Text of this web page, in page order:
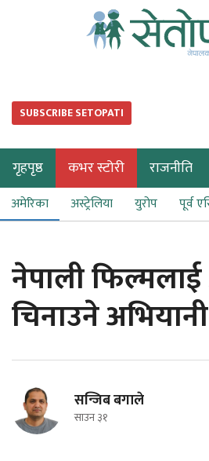
SUBSCRIBE SETOPATI
गृहपृष्ठ कभर स्टोरी राजनीति
अमेरिका अस्ट्रेलिया युरोप पूर्व
नेपाली
चिनाउने अभियानी
सन्जिब बगाले
साउन ३१